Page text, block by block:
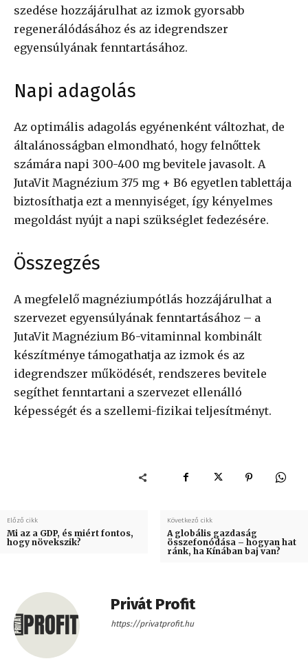
szedése hozzájárulhat az izmok gyorsabb
regenerálódásához és az idegrendszer
egyensúlyának fenntartásához.
Napi adagolás
Az optimális adagolás egyénenként változhat, de
általánosságban elmondható, hogy felnőttek
számára napi 300-400 mg bevitele javasolt. A
JutaVit Magnézium 375 mg + B6 egyetlen tablettája
biztosíthatja ezt a mennyiséget, így kényelmes
megoldást nyújt a napi szükséglet fedezésére.
Összegzés
A megfelelő magnéziumpótlás hozzájárulhat a
szervezet egyensúlyának fenntartásához – a
JutaVit Magnézium B6-vitaminnal kombinált
készítménye támogathatja az izmok és az
idegrendszer működését, rendszeres bevitele
segíthet fenntartani a szervezet ellenálló
képességét és a szellemi-fizikai teljesítményt.
Előző cikk
Mi az a GDP, és miért fontos,
hogy növekszik?
Következő cikk
A globális gazdaság
összefonódása – hogyan hat
ránk, ha Kínában baj van?
Privát Profit
https://privatprofit.hu